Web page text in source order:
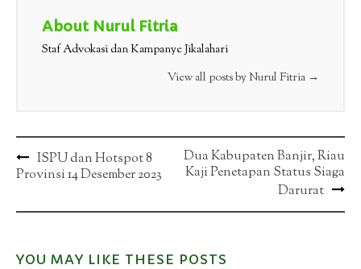
About Nurul Fitria
Staf Advokasi dan Kampanye Jikalahari
View all posts by Nurul Fitria →
Post
navigation
ISPU dan Hotspot 8
Provinsi 14 Desember 2023
Dua Kabupaten Banjir, Riau
Kaji Penetapan Status Siaga
Darurat
YOU MAY LIKE THESE POSTS